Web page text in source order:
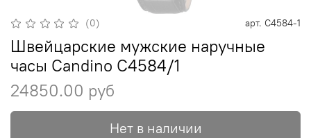
(0) арт. C4584-1
Швейцарские мужские наручные
часы Candino C4584/1
24850.00 руб
Нет в наличии